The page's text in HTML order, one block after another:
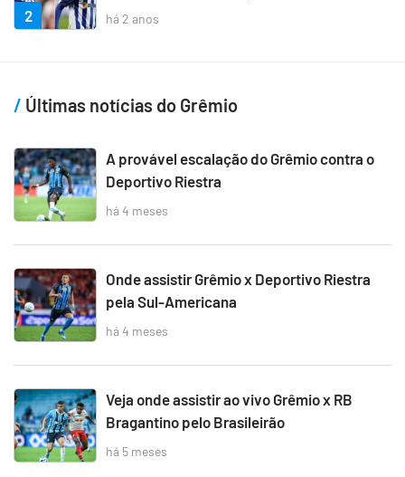
2 há 2 anos
Últimas notícias do Grêmio
A provável escalação do Grêmio contra o
Deportivo Riestra
há 4 meses
Onde assistir Grêmio x Deportivo Riestra
pela Sul-Americana
há 4 meses
Veja onde assistir ao vivo Grêmio x RB
Bragantino pelo Brasileirão
há 5 meses